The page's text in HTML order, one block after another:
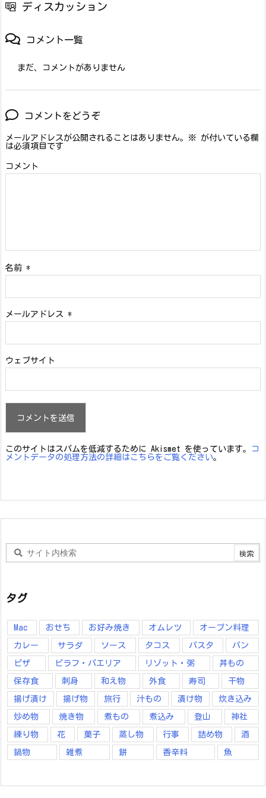
ディスカッション
コメント一覧
まだ、コメントがありません
コメントをどうぞ
メールアドレスが公開されることはありません。 ※ が付いている欄
は必須項目です
コメント
名前 *
メールアドレス *
ウェブサイト
このサイトはスパムを低減するために Akismet を使っています。
コ
メントデータの処理方法の詳細はこちらをご覧ください。
タグ
Mac おせち お好み焼き オムレツ オーブン料理
カレー サラダ ソース タコス パスタ パン
ピザ ピラフ・パエリア リゾット・粥 丼もの
保存食 刺身 和え物 外食 寿司 干物
揚げ漬け 揚げ物 旅行 汁もの 漬け物 炊き込み
炒め物 焼き物 煮もの 煮込み 登山 神社
練り物 花 菓子 蒸し物 行事 詰め物 酒
鍋物 雑煮 餅 香辛料 魚